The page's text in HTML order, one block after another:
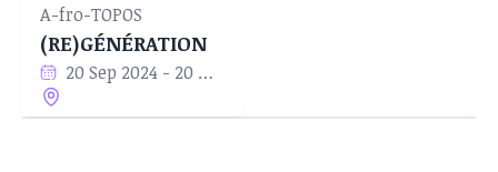
A-fro-TOPOS
(RE)GÉNÉRATION
20 Sep 2024 - 20 Nov 2024